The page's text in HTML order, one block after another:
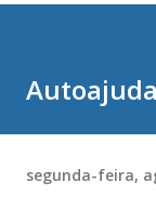
Autoajuda
segunda-feira,